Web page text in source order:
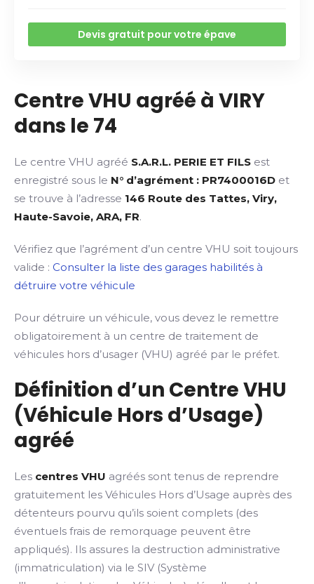
Devis gratuit pour votre épave
Centre VHU agréé à VIRY
dans le 74
Le centre VHU agréé S.A.R.L. PERIE ET FILS est
enregistré sous le N° d’agrément : PR7400016D et
se trouve à l’adresse 146 Route des Tattes, Viry,
Haute-Savoie, ARA, FR.
Vérifiez que l’agrément d’un centre VHU soit toujours
valide : Consulter la liste des garages habilités à
détruire votre véhicule
Pour détruire un véhicule, vous devez le remettre
obligatoirement à un centre de traitement de
véhicules hors d’usager (VHU) agréé par le préfet.
Définition d’un Centre VHU
(Véhicule Hors d’Usage)
agréé
Les centres VHU agréés sont tenus de reprendre
gratuitement les Véhicules Hors d’Usage auprès des
détenteurs pourvu qu’ils soient complets (des
éventuels frais de remorquage peuvent être
appliqués). Ils assures la destruction administrative
(immatriculation) via le SIV (Système